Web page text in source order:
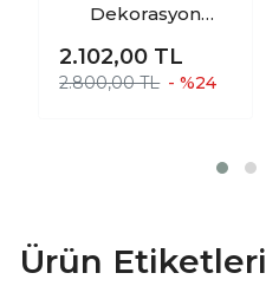
Dekorasyon
Aranjman
Sunumluk Toprak
2.102,00 TL
2.800,00 TL - %24
Ürün Etiketleri